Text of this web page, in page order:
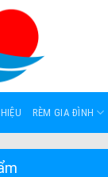
RÈM GIA ĐÌNH